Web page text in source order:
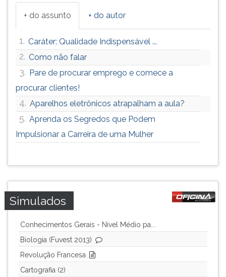
+ do assunto + do autor
1. Caráter: Qualidade Indispensável ...
2. Como não falar
3. Pare de procurar emprego e comece a
procurar clientes!
4. Aparelhos eletrônicos atrapalham a aula?
5. Aprenda os Segredos que Podem
Impulsionar a Carreira de uma Mulher
Simulados
Conhecimentos Gerais - Nível Médio pa...
Biologia (Fuvest 2013)
Revolução Francesa
Cartografia (2)